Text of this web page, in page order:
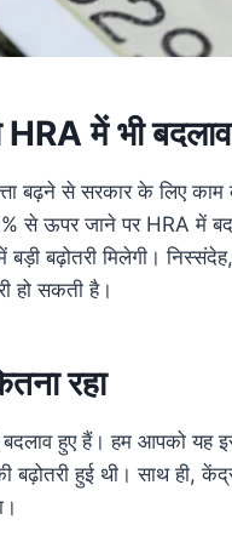
HRA में भी
बढ़ने से सरकार के लिए काम
से ऊपर जाने पर HRA में
में बड़ी बढ़ोतरी मिलेगी।
हो सकती है।
रहा
हुए हैं। हम आपको यह
हुई थी। साथ ही,